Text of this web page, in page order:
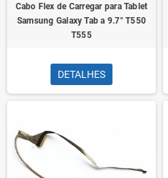
Cabo Flex de Carregar para Tablet
Samsung Galaxy Tab a 9.7" T550
T555
DETALHES